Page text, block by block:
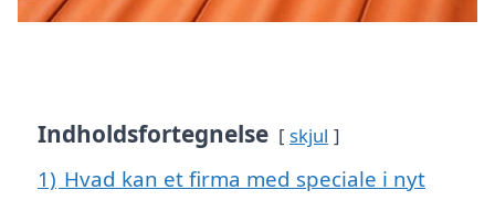
Indholdsfortegnelse skjul
1) Hvad kan et firma med speciale i nyt